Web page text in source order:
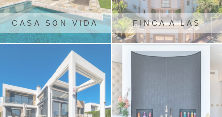
CASA SON VIDA FINCA A LAS
BRISAS